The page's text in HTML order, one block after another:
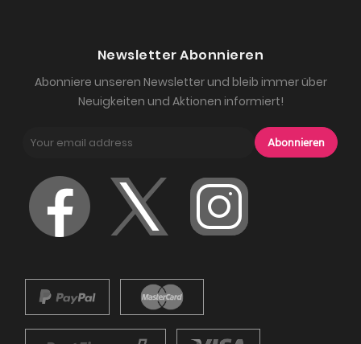
Newsletter Abonnieren
Abonniere unseren Newsletter und bleib immer über
Neuigkeiten und Aktionen informiert!
Abonnieren